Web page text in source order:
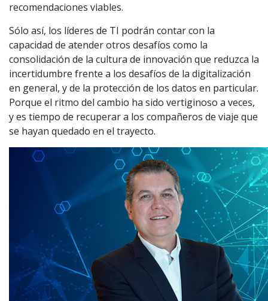
recomendaciones viables.
Sólo así, los líderes de TI podrán contar con la
capacidad de atender otros desafíos como la
consolidación de la cultura de innovación que reduzca la
incertidumbre frente a los desafíos de la digitalización
en general, y de la protección de los datos en particular.
Porque el ritmo del cambio ha sido vertiginoso a veces,
y es tiempo de recuperar a los compañeros de viaje que
se hayan quedado en el trayecto.